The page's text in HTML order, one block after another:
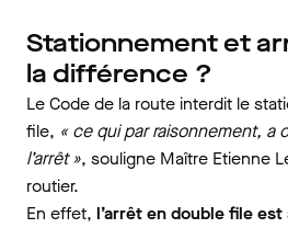
Stationnement et
la différence ?
Le Code de la route interdit le
file, « ce qui par raisonnement, a
l’arrêt », souligne Maître Etienne
routier.
En effet, l’arrêt en double file